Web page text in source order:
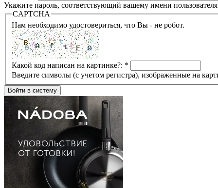
Укажите пароль, соответствующий вашему имени
CAPTCHA
Нам необходимо удостовериться, что Вы - не робот.
Какой код написан на картинке?: *
Введите символы (с учетом регистра), изображенные на